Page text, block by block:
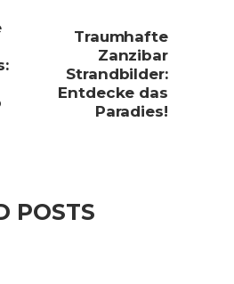
Traumhafte
Zanzibar
Strandbilder:
Entdecke das
Paradies!
POSTS